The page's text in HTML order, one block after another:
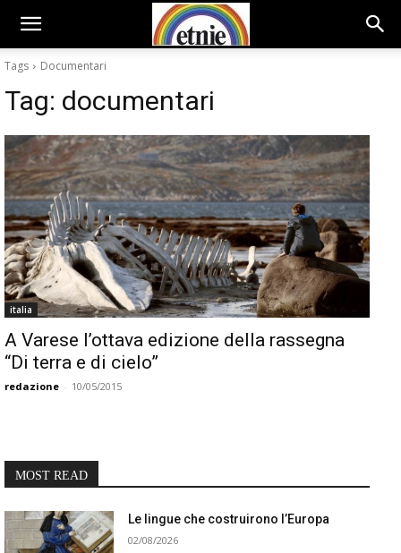
Tags Documentari
Tag: documentari
italia
A Varese l’ottava edizione della rassegna
“Di terra e di cielo”
redazione - 10/05/2015
MOST READ
Le lingue che costruirono l’Europa
02/08/2026